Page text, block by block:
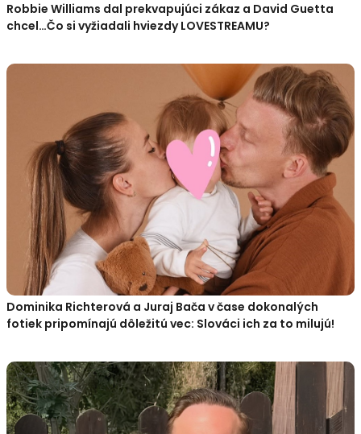
Robbie Williams dal prekvapujúci zákaz a David Guetta
chcel…Čo si vyžiadali hviezdy LOVESTREAMU?
Dominika Richterová a Juraj Bača v čase dokonalých
fotiek pripomínajú dôležitú vec: Slováci ich za to milujú!